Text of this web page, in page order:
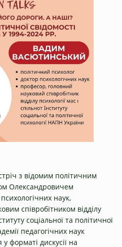
з відомим політичним
Олександровичем
наук,
співробітником відділу
соціальної та політичної
педагогічних наук
у форматі дискусії на